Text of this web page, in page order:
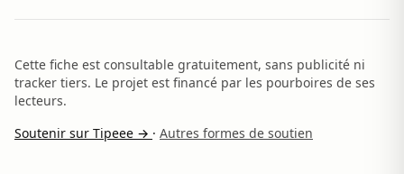
Cette fiche est consultable gratuitement, sans publicité ni
tracker tiers. Le projet est financé par les pourboires de ses
lecteurs.
Soutenir sur Tipeee → · Autres formes de soutien